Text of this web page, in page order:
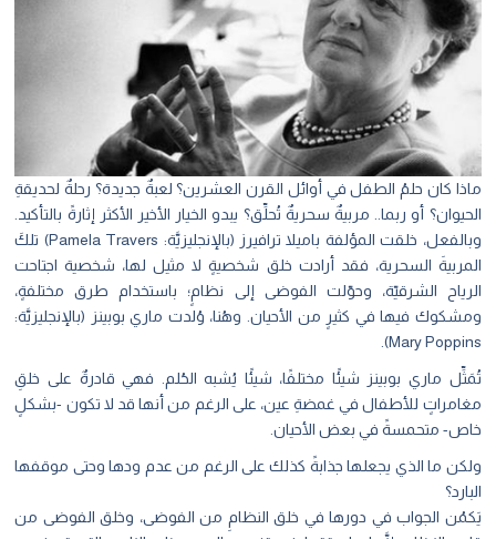
ماذا كان حلمُ الطفل في أوائل القرن العشرين؟ لعبةٌ جديدة؟ رحلةٌ لحديقةِ
الحيوان؟ أو ربما.. مربيةٌ سحريةٌ تُحلِّق؟ يبدو الخيار الأخير الأكثر إثارةً بالتأكيد.
وبالفعل، خلقت المؤلفة باميلا ترافيرز (بالإنجليزيَّة: Pamela Travers) تلكَ
المربيةَ السحرية، فقد أرادت خلق شخصيةٍ لا مثيل لها، شخصية اجتاحت
الرياح الشرقيّة، وحوّلت الفوضى إلى نظامٍ؛ باستخدام طرق مختلفةٍ،
ومشكوك فيها في كثيرٍ من الأحيان. وهُنا، وُلدت ماري بوبينز (بالإنجليزيَّة:
Mary Poppins).
تُمَثِّل ماري بوبينز شيئًا مختلفًا، شيئًا يُشبه الحُلم. فهي قادرةٌ على خلقِ
مغامراتٍ للأطفال في غمضةِ عين، على الرغم من أنها قد لا تكون -بشكلٍ
خاص- متحمسةً في بعض الأحيان.
ولكن ما الذي يجعلها جذابةً كذلك على الرغم من عدم ودها وحتى موقفها
البارد؟
يَكمُن الجواب في دورها في خلق النظامِ من الفوضى، وخلق الفوضى من